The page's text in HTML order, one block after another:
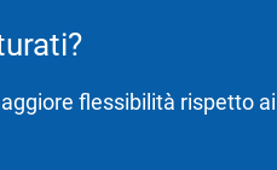
flessibilità rispetto